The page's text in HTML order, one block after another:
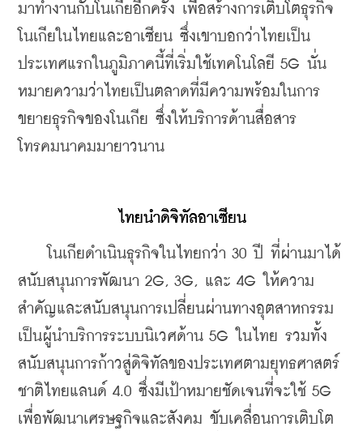
มาทำงานกับโนเกียอีกครั้ง เพื่อสร้างการเติบโตธุรกิจ
โนเกียในไทยและอาเซียน ซึ่งเขาบอกว่าไทยเป็น
ประเทศแรกในภูมิภาคนี้ที่เริ่มใช้เทคโนโลยี 5G นั่น
หมายความว่าไทยเป็นตลาดที่มีความพร้อมในการ
ขยายธุรกิจของโนเกีย ซึ่งให้บริการด้านสื่อสาร
โทรคมนาคมมายาวนาน
ไทยนำดิจิทัลอาเซียน
โนเกียดำเนินธุรกิจในไทยกว่า 30 ปี ที่ผ่านมาได้
สนับสนุนการพัฒนา 2G, 3G, และ 4G ให้ความ
สำคัญและสนับสนุนการเปลี่ยนผ่านทางอุตสาหกรรม
เป็นผู้นำบริการระบบนิเวศด้าน 5G ในไทย รวมทั้ง
สนับสนุนการก้าวสู่ดิจิทัลของประเทศตามยุทธศาสตร์
ชาติไทยแลนด์ 4.0 ซึ่งมีเป้าหมายชัดเจนที่จะใช้ 5G
เพื่อพัฒนาเศรษฐกิจและสังคม ขับเคลื่อนการเติบโต